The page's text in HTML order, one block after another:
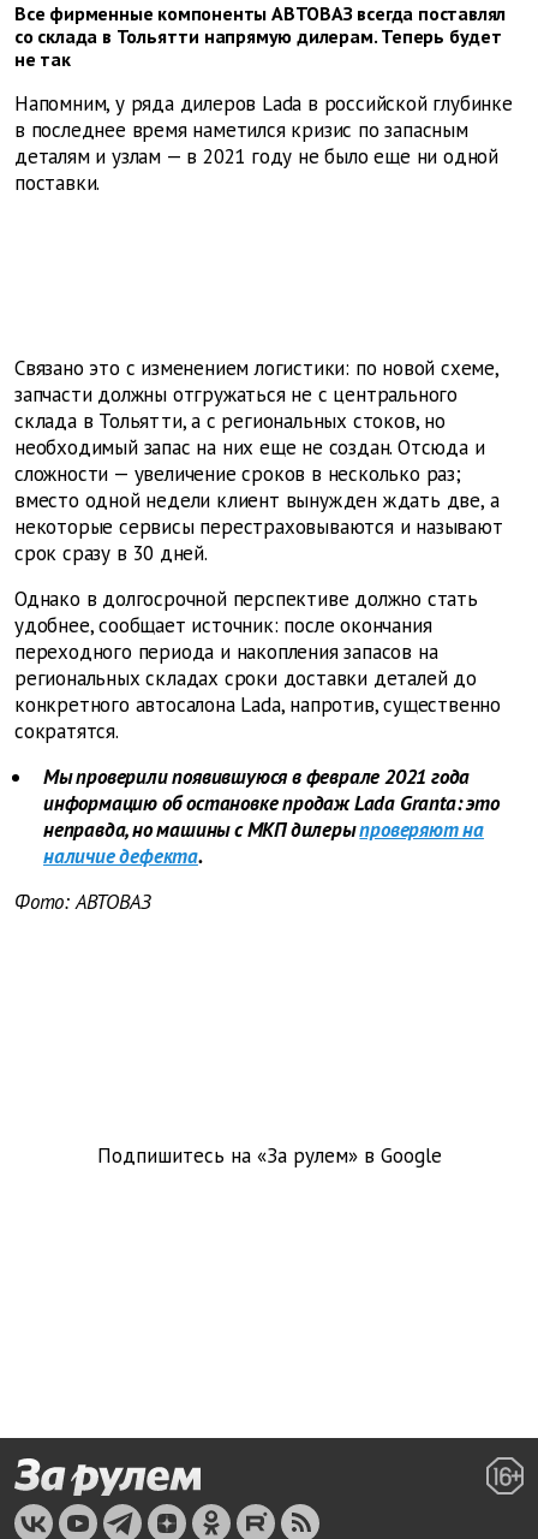
Все фирменные компоненты АВТОВАЗ всегда поставлял
со склада в Тольятти напрямую дилерам. Теперь будет
не так
Напомним, у ряда дилеров Lada в российской глубинке
в последнее время наметился кризис по запасным
деталям и узлам — в 2021 году не было еще ни одной
поставки.
Связано это с изменением логистики: по новой схеме,
запчасти должны отгружаться не с центрального
склада в Тольятти, а с региональных стоков, но
необходимый запас на них еще не создан. Отсюда и
сложности — увеличение сроков в несколько раз;
вместо одной недели клиент вынужден ждать две, а
некоторые сервисы перестраховываются и называют
срок сразу в 30 дней.
Однако в долгосрочной перспективе должно стать
удобнее, сообщает источник: после окончания
переходного периода и накопления запасов на
региональных складах сроки доставки деталей до
конкретного автосалона Lada, напротив, существенно
сократятся.
Мы проверили появившуюся в феврале 2021 года
информацию об остановке продаж Lada Granta: это
неправда, но машины с МКП дилерыпроверяют на
наличие дефекта.
Фото: АВТОВАЗ
Подпишитесь на «За рулем» в Google